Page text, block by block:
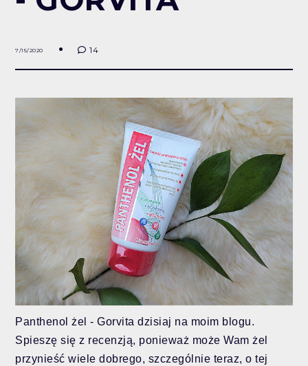
7/15/2020 14
Panthenol żel - Gorvita dzisiaj na moim blogu.
Spieszę się z recenzją, ponieważ może Wam żel
przynieść wiele dobrego, szczególnie teraz, o tej